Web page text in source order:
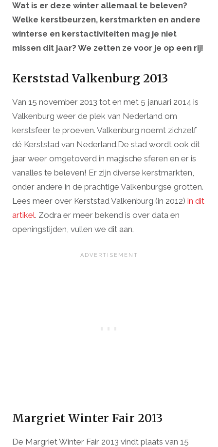
Wat is er deze winter allemaal te beleven?
Welke kerstbeurzen, kerstmarkten en andere
winterse en kerstactiviteiten mag je niet
missen dit jaar? We zetten ze voor je op een rij!
Kerststad Valkenburg 2013
Van 15 november 2013 tot en met 5 januari 2014 is
Valkenburg weer de plek van Nederland om
kerstsfeer te proeven. Valkenburg noemt zichzelf
dé Kerststad van Nederland.De stad wordt ook dit
jaar weer omgetoverd in magische sferen en er is
vanalles te beleven! Er zijn diverse kerstmarkten,
onder andere in de prachtige Valkenburgse grotten.
Lees meer over Kerststad Valkenburg (in 2012) in dit
artikel. Zodra er meer bekend is over data en
openingstijden, vullen we dit aan.
Margriet Winter Fair 2013
De Margriet Winter Fair 2013 vindt plaats van 15